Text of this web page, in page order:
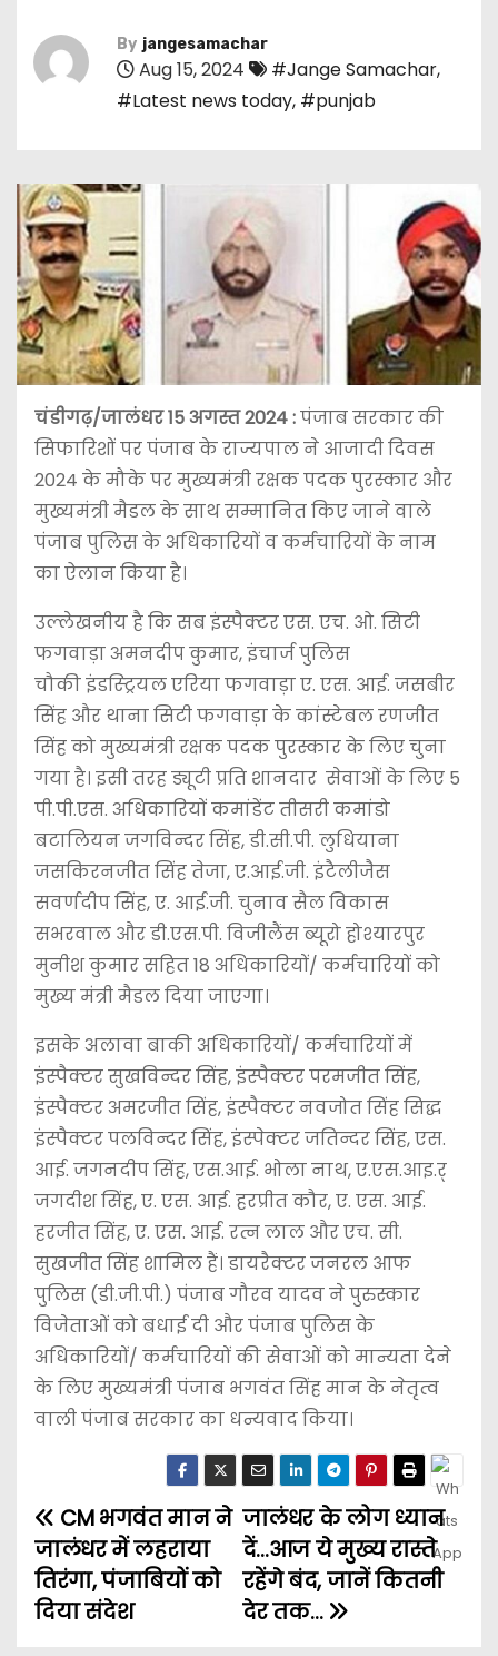
By jangesamachar
Aug 15, 2024 #Jange Samachar,
#Latest news today, #punjab
चंडीगढ़/जालंधर 15 अगस्त 2024 :पंजाब सरकार की
सिफारिशों पर पंजाब के राज्यपाल ने आजादी दिवस
2024 के मौके पर मुख्यमंत्री रक्षक पदक पुरस्कार और
मुख्यमंत्री मैडल के साथ सम्मानित किए जाने वाले
पंजाब पुलिस के अधिकारियों व कर्मचारियों के नाम
का ऐलान किया है।
उल्लेखनीय है कि सब इंस्पैक्टर एस. एच. ओ. सिटी
फगवाड़ा अमनदीप कुमार, इंचार्ज पुलिस
चौकी इंडस्ट्रियल एरिया फगवाड़ा ए. एस. आई. जसबीर
सिंह और थाना सिटी फगवाड़ा के कांस्टेबल रणजीत
सिंह को मुख्यमंत्री रक्षक पदक पुरस्कार के लिए चुना
गया है। इसी तरह ड्यूटी प्रति शानदार सेवाओं के लिए 5
पी.पी.एस. अधिकारियों कमांडेंट तीसरी कमांडो
बटालियन जगविन्दर सिंह, डी.सी.पी. लुधियाना
जसकिरनजीत सिंह तेजा, ए.आई.जी. इंटैलीजैस
सवर्णदीप सिंह, ए. आई.जी. चुनाव सैल विकास
सभरवाल और डी.एस.पी. विजीलैंस ब्यूरो होश्यारपुर
मुनीश कुमार सहित 18 अधिकारियों/ कर्मचारियों को
मुख्य मंत्री मैडल दिया जाएगा।
इसके अलावा बाकी अधिकारियों/ कर्मचारियों में
इंस्पैक्टर सुखविन्दर सिंह, इंस्पैक्टर परमजीत सिंह,
इंस्पैक्टर अमरजीत सिंह, इंस्पैक्टर नवजोत सिंह सिद्ध
इंस्पैक्टर पलविन्दर सिंह, इंस्पेक्टर जतिन्दर सिंह, एस.
आई. जगनदीप सिंह, एस.आई. भोला नाथ, ए.एस.आइ.र्
जगदीश सिंह, ए. एस. आई. हरप्रीत कौर, ए. एस. आई.
हरजीत सिंह, ए. एस. आई. रत्न लाल और एच. सी.
सुखजीत सिंह शामिल हैं। डायरैक्टर जनरल आफ
पुलिस (डी.जी.पी.) पंजाब गौरव यादव ने पुरुस्कार
विजेताओं को बधाई दी और पंजाब पुलिस के
अधिकारियों/ कर्मचारियों की सेवाओं को मान्यता देने
के लिए मुख्यमंत्री पंजाब भगवंत सिंह मान के नेतृत्व
वाली पंजाब सरकार का धन्यवाद किया।
जालंधर के लोग ध्यान
दें…आज ये मुख्य रास्ते
रहेंगे बंद, जानें कितनी
देर तक…
CM भगवंत मान ने
जालंधर में लहराया
तिरंगा, पंजाबियों को
दिया संदेश